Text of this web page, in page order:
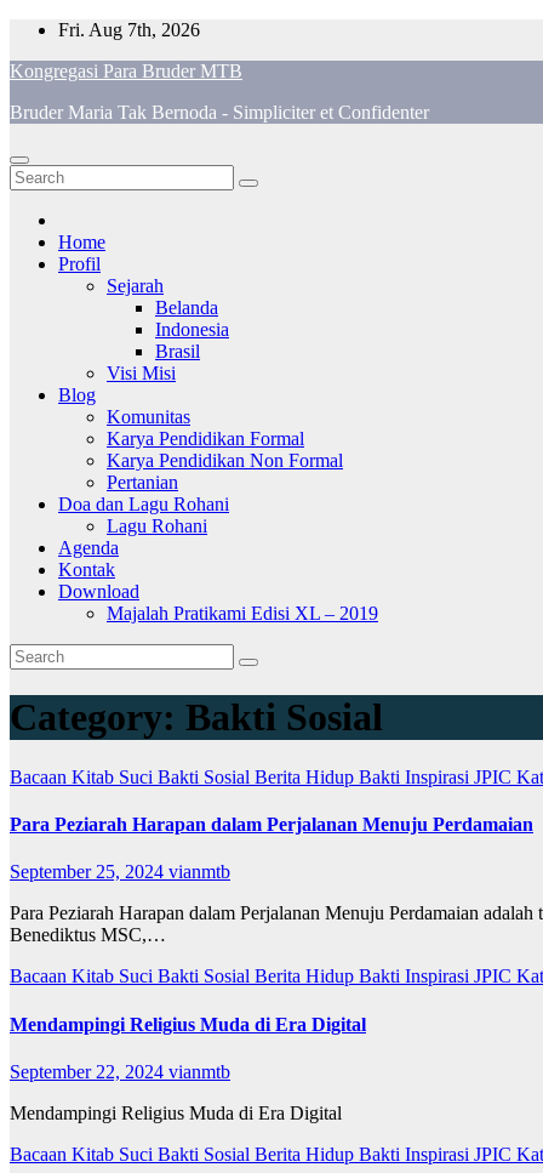
Skip
content
Fri. Aug 7th, 2026
Kongregasi Para Bruder MTB
Bruder Maria Tak Bernoda - Simpliciter et Confidenter
Home
Profil
Sejarah
Belanda
Indonesia
Brasil
Visi Misi
Blog
Komunitas
Karya Pendidikan Formal
Karya Pendidikan Non Formal
Pertanian
Doa dan Lagu Rohani
Lagu Rohani
Agenda
Kontak
Download
Majalah Pratikami Edisi XL – 2019
Category: Bakti Sosial
Bacaan Kitab Suci Bakti Sosial Berita Hidup Bakti Inspirasi JPIC
Para Peziarah Harapan dalam Perjalanan Menuju Perdamaian
September 25, 2024 vianmtb
Para Peziarah Harapan dalam Perjalanan Menuju Perdamaian
Benediktus MSC,…
Bacaan Kitab Suci Bakti Sosial Berita Hidup Bakti Inspirasi JPIC
Mendampingi Religius Muda di Era Digital
September 22, 2024 vianmtb
Mendampingi Religius Muda di Era Digital
Bacaan Kitab Suci Bakti Sosial Berita Hidup Bakti Inspirasi JPIC